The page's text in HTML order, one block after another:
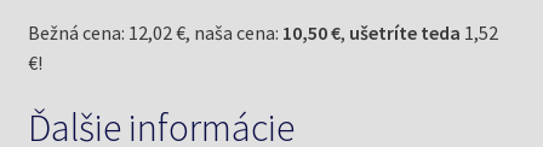
Bežná cena: 12,02 €, naša cena: 10,50 €, ušetríte teda 1,52
€!
Ďalšie informácie